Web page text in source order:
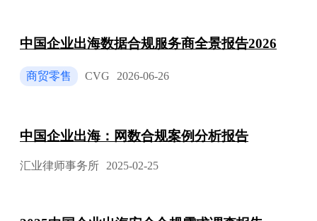
中国企业出海数据合规服务商全景报告2026
商贸零售 CVG 2026-06-26
中国企业出海：⽹数合规案例分析报告
汇业律师事务所 2025-02-25